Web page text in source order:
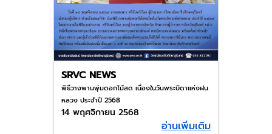
SRVC NEWS
พิธีวางพานพุ่มดอกไม้สด เนื่องในวันพระบิดาแห่งฝน
หลวง ประจำปี 2568
14 พฤศจิกายน 2568
อ่านเพิ่มเติม